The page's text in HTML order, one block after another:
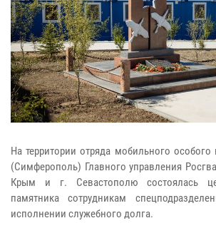
На территории отряда мобильного особого
(Симферополь) Главного управления
Крым и г. Севастополю состоялась
памятника сотрудникам
исполнении служебного долга.